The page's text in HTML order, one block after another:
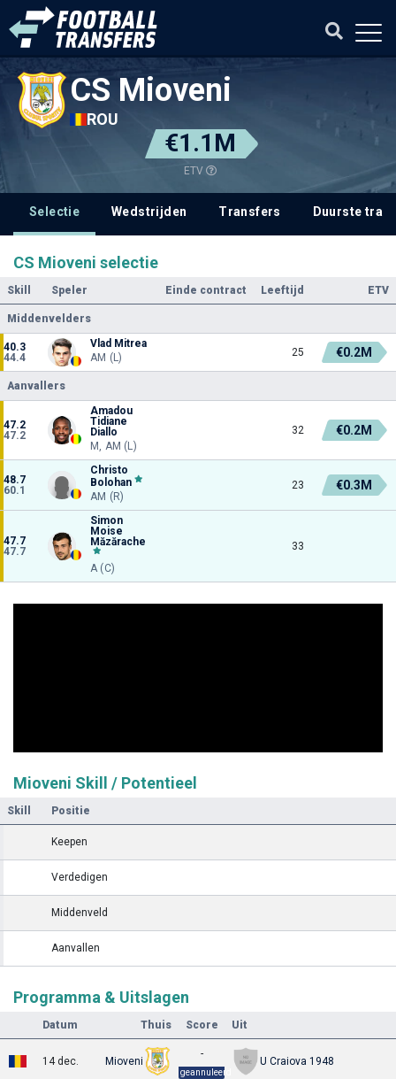
CS Mioveni
ROU
€1.1M
ETV
Selectie Wedstrijden Transfers Duurste
CS Mioveni selectie
Skill Speler Einde contract Leeftijd ETV
Middenvelders
40.3
44.4
Vlad Mitrea
AM (L)
25 €0.2M
Aanvallers
47.2
47.2
Amadou
Tidiane
Diallo
M, AM (L)
32 €0.2M
48.7
60.1
Christo
Bolohan
AM (R)
23 €0.3M
47.7
47.7
Simon
Moise
Măzărache
A (C)
33
Mioveni Skill / Potentieel
Skill Positie
Keepen
Verdedigen
Middenveld
Aanvallen
Programma & Uitslagen
Datum Thuis Score Uit
14 dec. Mioveni
-
geannuleerd
U Craiova 1948